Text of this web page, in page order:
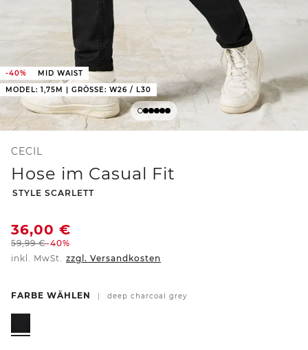
-40%
MID WAIST
MODEL: 1,75M | GRÖSSE: W26 / L30
CECIL
Hose im Casual Fit
-
STYLE SCARLETT
36,00 €
59,99€-40%
inkl. MwSt. zzgl. Versandkosten
FARBE WÄHLEN | deep charcoal grey